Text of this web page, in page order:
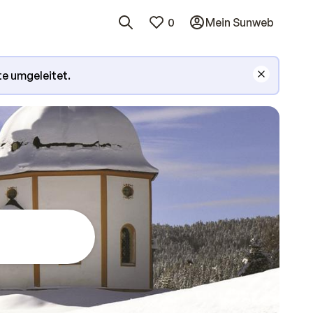
0 Mein Sunweb
umgeleitet.